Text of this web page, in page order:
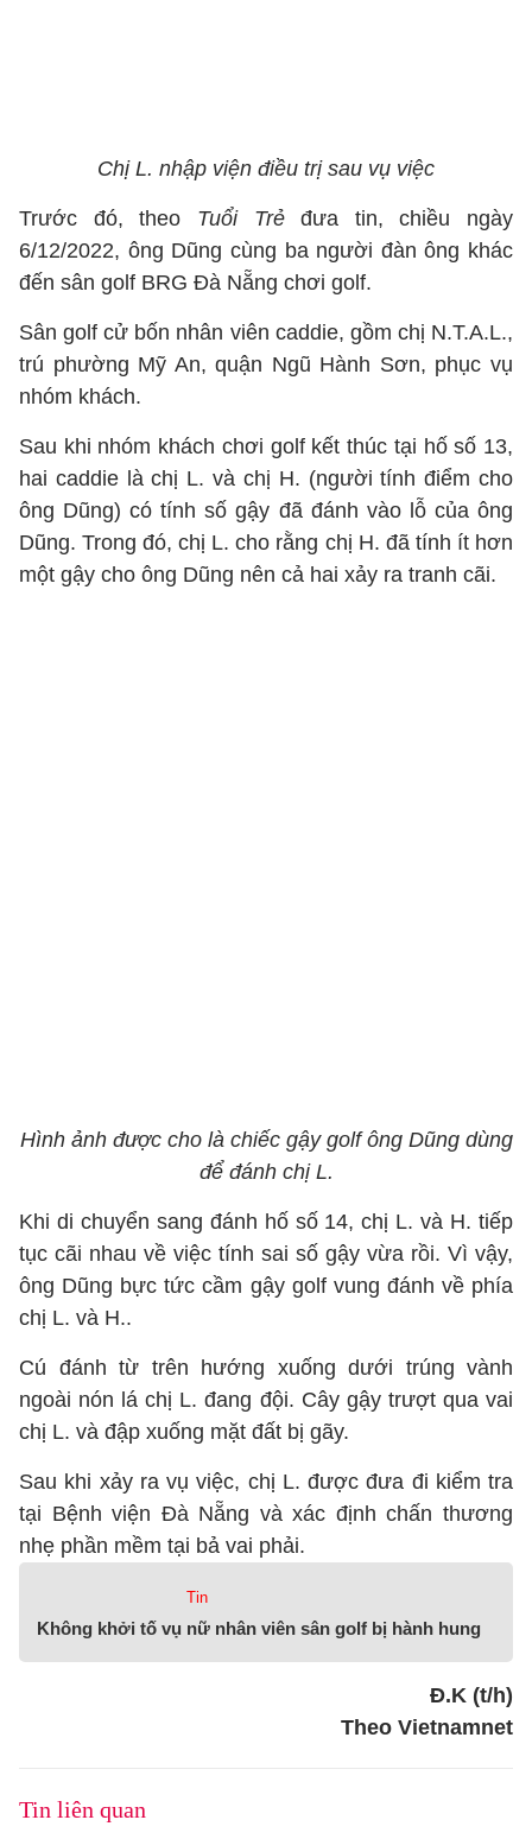
Chị L. nhập viện điều trị sau vụ việc
Trước đó, theo Tuổi Trẻđưa tin, chiều ngày
6/12/2022, ông Dũng cùng ba người đàn ông khác
đến sân golf BRG Đà Nẵng chơi golf.
Sân golf cử bốn nhân viên caddie, gồm chị N.T.A.L.,
trú phường Mỹ An, quận Ngũ Hành Sơn, phục vụ
nhóm khách.
Sau khi nhóm khách chơi golf kết thúc tại hố số 13,
hai caddie là chị L. và chị H. (người tính điểm cho
ông Dũng) có tính số gậy đã đánh vào lỗ của ông
Dũng. Trong đó, chị L. cho rằng chị H. đã tính ít hơn
một gậy cho ông Dũng nên cả hai xảy ra tranh cãi.
Hình ảnh được cho là chiếc gậy golf ông Dũng dùng
để đánh chị L.
Khi di chuyển sang đánh hố số 14, chị L. và H. tiếp
tục cãi nhau về việc tính sai số gậy vừa rồi. Vì vậy,
ông Dũng bực tức cầm gậy golf vung đánh về phía
chị L. và H..
Cú đánh từ trên hướng xuống dưới trúng vành
ngoài nón lá chị L. đang đội. Cây gậy trượt qua vai
chị L. và đập xuống mặt đất bị gãy.
Sau khi xảy ra vụ việc, chị L. được đưa đi kiểm tra
tại Bệnh viện Đà Nẵng và xác định chấn thương
nhẹ phần mềm tại bả vai phải.
Tin
Không khởi tố vụ nữ nhân viên sân golf bị hành hung
Đ.K (t/h)
Theo Vietnamnet
Tin liên quan